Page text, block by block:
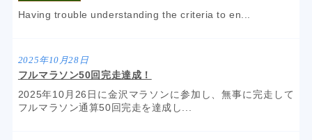
お問合せ／Contact us
Having trouble understanding the criteria to en...
2025年10月28日
フルマラソン50回完走達成！
2025年10月26日に金沢マラソンに参加し、無事に完走して
フルマラソン通算50回完走を達成し...